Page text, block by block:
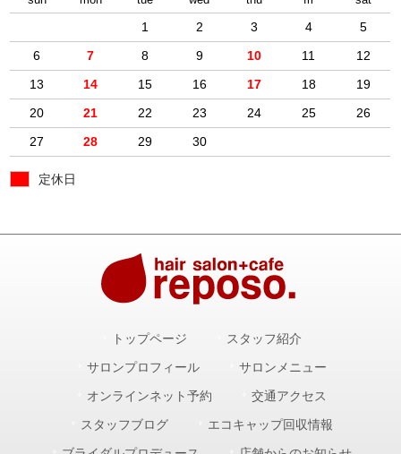
1 2 3 4
5
6
7 8 9 10 11
12
13
14 15 16 17 18
19
20
21 22 23 24 25
26
27
28 29 30
定休日
トップページ スタッフ紹介
サロンプロフィール サロンメニュー
オンラインネット予約 交通アクセス
スタッフブログ エコキャップ回収情報